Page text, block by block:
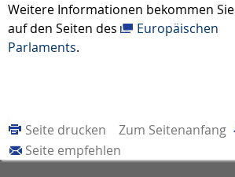
Weitere Informationen bekommen Sie
auf den Seiten des
Europäischen
Parlaments.
Zum Seitenanfang
Seite drucken
Seite empfehlen